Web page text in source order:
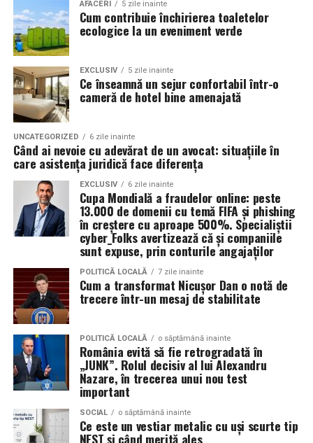
Valoarea 30 indică comportamentul uleiului la
temperatura normală de funcționare a motorului.
Rezultatul este un echilibru foarte bun între protecție și
economie de combustibil.
Pentru ce motoare este recomandat Ravenol VMP
USVO 5W30?
Tipul deulei de motor Ravenol
recomandat pentru numeroase motoare moderne care
necesită un ulei 5W30 cu aprobări OEM specifice.
În funcție de specificațiile constructorului, poate fi
utilizat pe vehicule ale unor mărci precum:
Mercedes-Benz;
Volkswagen;
Audi;
Skoda;
Seat;
Porsche;
Opel;
În plus, prin alegerea facilităților ecologice,
organizatorii unui eveniment pot reduce semnificativ
impactul negativ asupra mediului în comparație cu
soluțiile tradiționale, care sunt mult mai dăunătoare
pentru natură. Astfel, toaletele ecologice contribuie la
promovarea unui comportament responsabil din punct
de vedere ecologic și ajută la protejarea resurselor
naturale.
Impactul pozitiv asupra imaginii evenimentului
Alegerea unor soluții ecologice, precum tipul ecologic
de toaletă, poate aduce beneficii semnificative imaginii
unui eveniment. Într-o eră în care participanții devin din
ce în ce mai conștienți de problemele de mediu,
organizatorii care aleg să adopte soluții sustenabile, cum
ar fi închirierea toaletelor din gama ecologică, pot
câștiga aprecierea publicului.
Aceasta nu doar că îmbunătățește percepția față de
eveniment, dar poate și atrage mai mulți participanți
care sunt interesați de susținerea unor cauze ecologice.
Promovând un eveniment “verde”, organizatorii pot
atrage atenția asupra angajamentului față de protejarea
mediului și față de responsabilitatea socială.
Participanții vor aprecia cu siguranță faptul că
AFACERI 5 zile inainte
Cum contribuie închirierea toaletelor
ecologice la un eveniment verde
EXCLUSIV 5 zile inainte
Ce înseamnă un sejur confortabil într-o
cameră de hotel bine amenajată
UNCATEGORIZED 6 zile inainte
Când ai nevoie cu adevărat de un avocat: situațiile în
care asistența juridică face diferența
EXCLUSIV 6 zile inainte
Cupa Mondială a fraudelor online: peste
13.000 de domenii cu temă FIFA și phishing
în creștere cu aproape 500%. Specialiștii
cyber_Folks avertizează că și companiile
sunt expuse, prin conturile angajaților
POLITICĂ LOCALĂ 7 zile inainte
Cum a transformat Nicușor Dan o notă de
trecere într-un mesaj de stabilitate
POLITICĂ LOCALĂ o săptămână inainte
România evită să fie retrogradată în
„JUNK”. Rolul decisiv al lui Alexandru
Nazare, în trecerea unui nou test
important
SOCIAL o săptămână inainte
Ce este un vestiar metalic cu uși scurte tip
NEST și când merită ales